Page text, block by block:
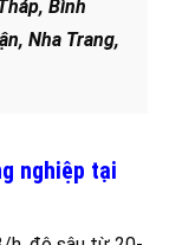
Bình
Nha Trang,
nghiệp tại